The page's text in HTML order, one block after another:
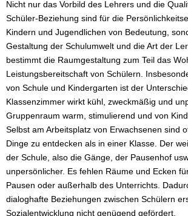
Nicht nur das Vorbild des Lehrers und die
Schüler-Beziehung sind für die
Kindern und Jugendlichen von Bedeutung,
Gestaltung der Schulumwelt und die Art der
bestimmt die Raumgestaltung zum Teil das
Leistungsbereitschaft von Schülern.
von Schule und Kindergarten ist der
Klassenzimmer wirkt kühl, zweckmäßig und
Gruppenraum warm, stimulierend und von
Selbst am Arbeitsplatz von Erwachsenen sind
Dinge zu entdecken als in einer Klasse. Der
der Schule, also die Gänge, der Pausenhof
unpersönlicher. Es fehlen Räume und Ecken
Pausen oder außerhalb des Unterrichts.
dialoghafte Beziehungen zwischen Schülern
Sozialentwicklung nicht genügend gefördert.